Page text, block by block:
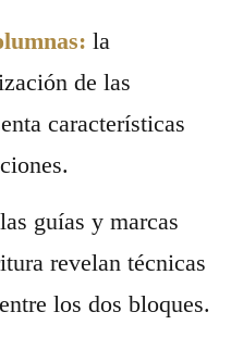
la
de las
características
las guías y marcas
revelan técnicas
los dos bloques.